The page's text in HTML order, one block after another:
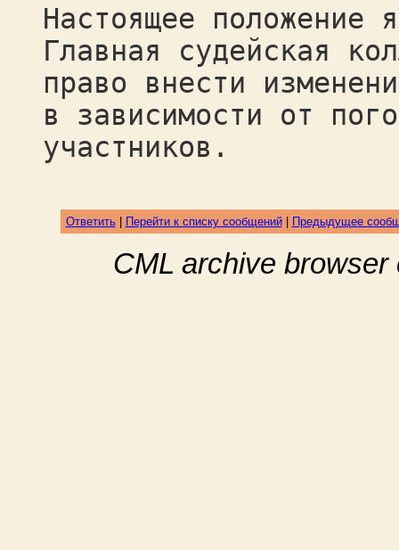
Настоящее положение
Главная судейская
право внести
в зависимости от
участников.
Ответить| Перейти к списку сообщений| Предыдущее
CML archive